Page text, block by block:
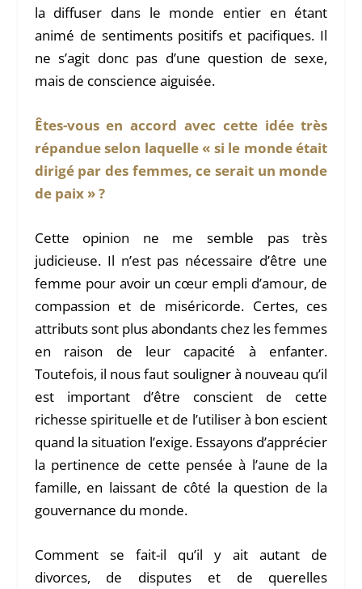
la diffuser dans le monde entier en étant
animé de sentiments positifs et pacifiques. Il
ne s’agit donc pas d’une question de sexe,
mais de conscience aiguisée.
Êtes-vous en accord avec cette idée très
répandue selon laquelle « si le monde était
dirigé par des femmes, ce serait un monde
de paix » ?
Cette opinion ne me semble pas très
judicieuse. Il n’est pas nécessaire d’être une
femme pour avoir un cœur empli d’amour, de
compassion et de miséricorde. Certes, ces
attributs sont plus abondants chez les femmes
en raison de leur capacité à enfanter.
Toutefois, il nous faut souligner à nouveau qu’il
est important d’être conscient de cette
richesse spirituelle et de l’utiliser à bon escient
quand la situation l’exige. Essayons d’apprécier
la pertinence de cette pensée à l’aune de la
famille, en laissant de côté la question de la
gouvernance du monde.
Comment se fait-il qu’il y ait autant de
divorces, de disputes et de querelles